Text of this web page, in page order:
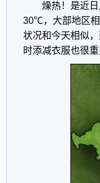
燥热！是近
30℃，大部地区相
状况和今天相似
时添减衣服也很重